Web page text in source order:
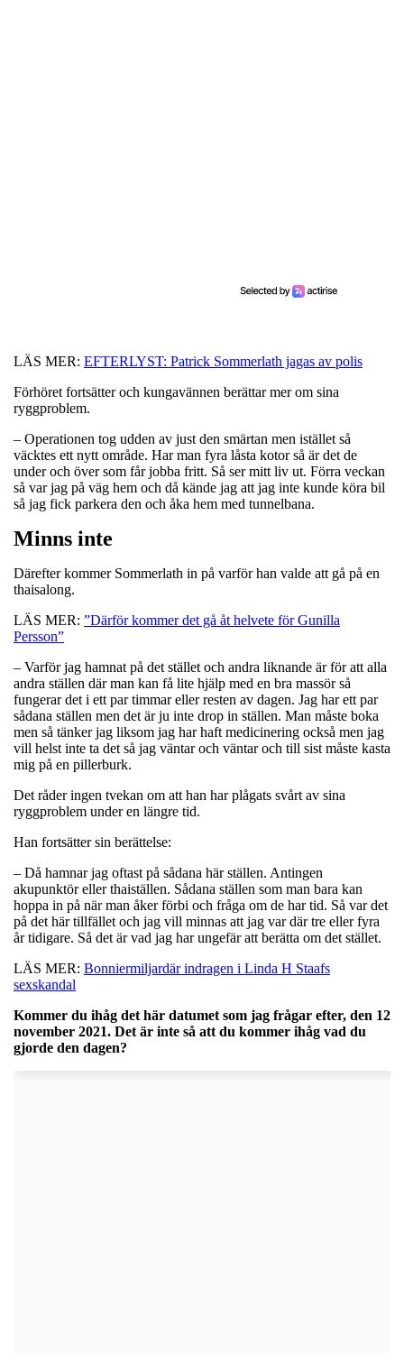
LÄS MER: EFTERLYST: Patrick Sommerlath jagas av polis
Förhöret fortsätter och kungavännen berättar mer om sina
ryggproblem.
– Operationen tog udden av just den smärtan men istället så
väcktes ett nytt område. Har man fyra låsta kotor så är det de
under och över som får jobba fritt. Så ser mitt liv ut. Förra veckan
så var jag på väg hem och då kände jag att jag inte kunde köra bil
så jag fick parkera den och åka hem med tunnelbana.
Minns inte
Därefter kommer Sommerlath in på varför han valde att gå på en
thaisalong.
LÄS MER: ”Därför kommer det gå åt helvete för Gunilla
Persson”
– Varför jag hamnat på det stället och andra liknande är för att alla
andra ställen där man kan få lite hjälp med en bra massör så
fungerar det i ett par timmar eller resten av dagen. Jag har ett par
sådana ställen men det är ju inte drop in ställen. Man måste boka
men så tänker jag liksom jag har haft medicinering också men jag
vill helst inte ta det så jag väntar och väntar och till sist måste kasta
mig på en pillerburk.
Det råder ingen tvekan om att han har plågats svårt av sina
ryggproblem under en längre tid.
Han fortsätter sin berättelse:
– Då hamnar jag oftast på sådana här ställen. Antingen
akupunktör eller thaiställen. Sådana ställen som man bara kan
hoppa in på när man åker förbi och fråga om de har tid. Så var det
på det här tillfället och jag vill minnas att jag var där tre eller fyra
år tidigare. Så det är vad jag har ungefär att berätta om det stället.
LÄS MER: Bonniermiljardär indragen i Linda H Staafs
sexskandal
Kommer du ihåg det här datumet som jag frågar efter, den 12
november 2021. Det är inte så att du kommer ihåg vad du
gjorde den dagen?